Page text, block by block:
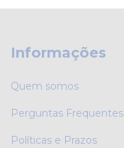
Informações
Quem somos
Perguntas Frequentes
Políticas e Prazos